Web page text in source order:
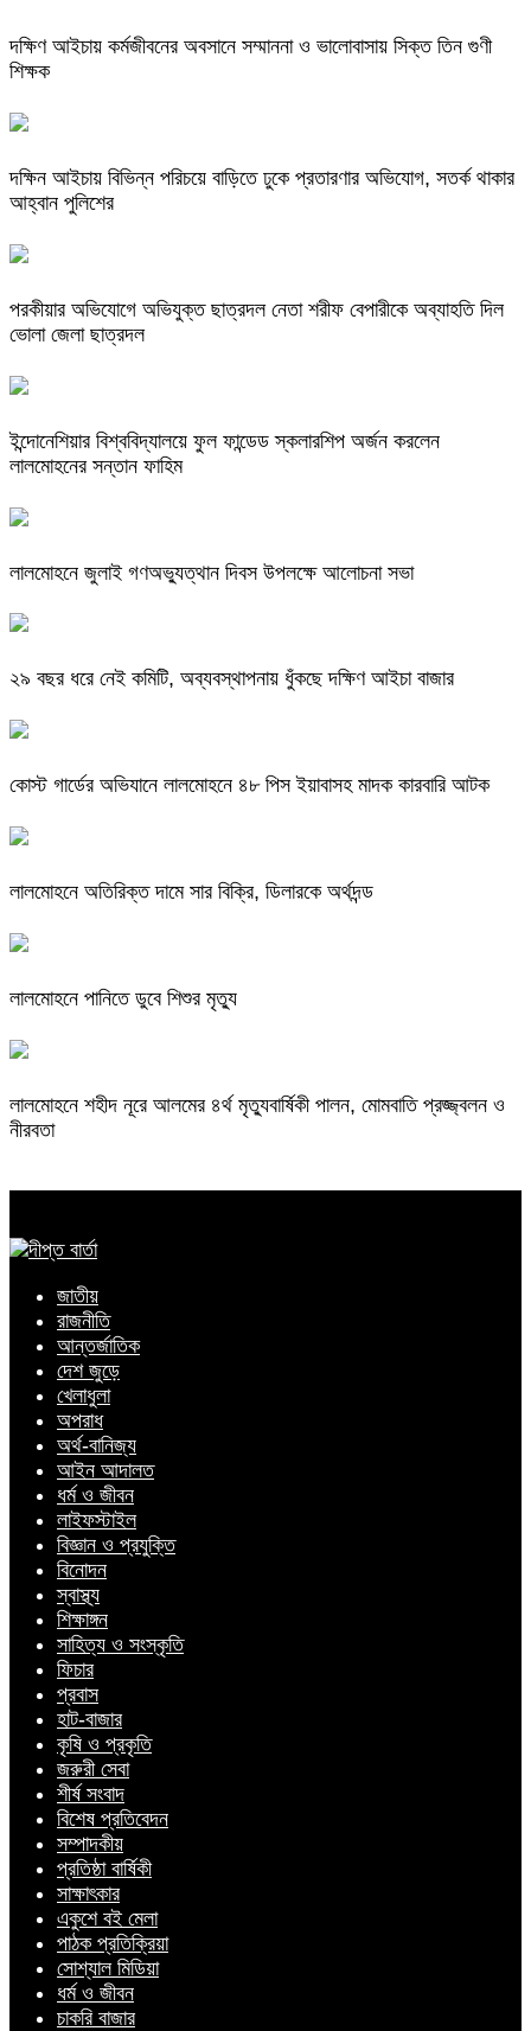
দক্ষিণ আইচায় কর্মজীবনের অবসানে সম্মাননা ও ভালোবাসায় সিক্ত তিন গুণী
শিক্ষক
দক্ষিন আইচায় ‎বিভিন্ন পরিচয়ে বাড়িতে ঢুকে প্রতারণার অভিযোগ, সতর্ক থাকার
আহ্বান পুলিশের
পরকীয়ার অভিযোগে অভিযুক্ত ছাত্রদল নেতা শরীফ বেপারীকে অব্যাহতি দিল
ভোলা জেলা ছাত্রদল
ইন্দোনেশিয়ার বিশ্ববিদ্যালয়ে ফুল ফান্ডেড স্কলারশিপ অর্জন করলেন
লালমোহনের সন্তান ফাহিম
লালমোহনে জুলাই গণঅভ্যুত্থান দিবস উপলক্ষে আলোচনা সভা
২৯ বছর ধরে নেই কমিটি, অব্যবস্থাপনায় ধুঁকছে দক্ষিণ আইচা বাজার
কোস্ট গার্ডের অভিযানে লালমোহনে ৪৮ পিস ইয়াবাসহ মাদক কারবারি আটক
লালমোহনে অতিরিক্ত দামে সার বিক্রি, ডিলারকে অর্থদন্ড
লালমোহনে পানিতে ডুবে শিশুর মৃত্যু
লালমোহনে শহীদ নূরে আলমের ৪র্থ মৃত্যুবার্ষিকী পালন, মোমবাতি প্রজ্জ্বলন ও
নীরবতা
জাতীয়
রাজনীতি
আন্তর্জাতিক
দেশ জুড়ে
খেলাধুলা
অপরাধ
অর্থ-বানিজ্য
আইন আদালত
ধর্ম ও জীবন
লাইফস্টাইল
বিজ্ঞান ও প্রযুক্তি
বিনোদন
স্বাস্থ্য
শিক্ষাঙ্গন
সাহিত্য ও সংস্কৃতি
ফিচার
প্রবাস
হাট-বাজার
কৃষি ও প্রকৃতি
জরুরী সেবা
শীর্ষ সংবাদ
বিশেষ প্রতিবেদন
সম্পাদকীয়
প্রতিষ্ঠা বার্ষিকী
সাক্ষাৎকার
একুশে বই মেলা
পাঠক প্রতিক্রিয়া
সোশ্যাল মিডিয়া
ধর্ম ও জীবন
চাকরি বাজার